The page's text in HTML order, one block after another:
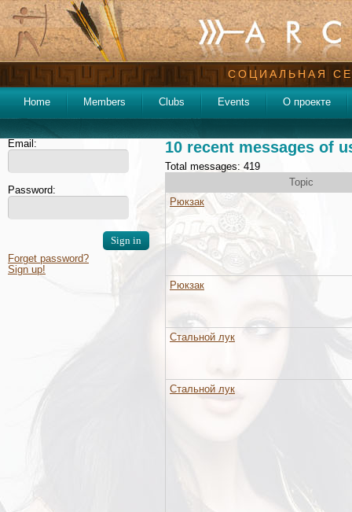
СОЦИАЛЬНАЯ
Home Members Clubs Events О проекте
Email:
Password:
Forget password?
Sign up!
10 recent messages of
Total messages: 419
Topic
Рюкзак
Рюкзак
Стальной лук
Стальной лук